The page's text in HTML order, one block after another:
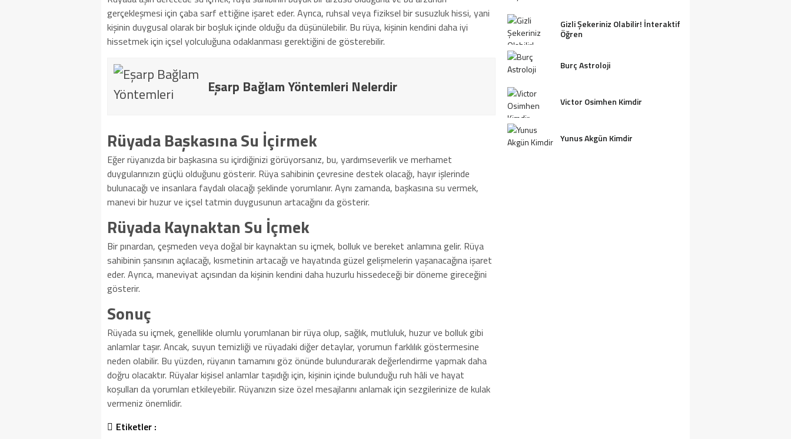
gerçekleşmesi için çaba sarf ettiğine işaret eder. Ayrıca, ruhsal veya fiziksel bir susuzluk hissi, yani
kişinin duygusal olarak bir boşluk içinde olduğu da düşünülebilir. Bu rüya, kişinin kendini daha iyi
hissetmek için içsel yolculuğuna odaklanması gerektiğini de gösterebilir.
Eşarp Bağlam Yöntemleri Nelerdir
Rüyada Başkasına Su İçirmek
Eğer rüyanızda bir başkasına su içirdiğinizi görüyorsanız, bu, yardımseverlik ve merhamet
duygularınızın güçlü olduğunu gösterir. Rüya sahibinin çevresine destek olacağı, hayır işlerinde
bulunacağı ve insanlara faydalı olacağı şeklinde yorumlanır. Aynı zamanda, başkasına su vermek,
manevi bir huzur ve içsel tatmin duygusunun artacağını da gösterir.
Rüyada Kaynaktan Su İçmek
Bir pınardan, çeşmeden veya doğal bir kaynaktan su içmek, bolluk ve bereket anlamına gelir. Rüya
sahibinin şansının açılacağı, kısmetinin artacağı ve hayatında güzel gelişmelerin yaşanacağına işaret
eder. Ayrıca, maneviyat açısından da kişinin kendini daha huzurlu hissedeceği bir döneme gireceğini
gösterir.
Sonuç
Rüyada su içmek, genellikle olumlu yorumlanan bir rüya olup, sağlık, mutluluk, huzur ve bolluk gibi
anlamlar taşır. Ancak, suyun temizliği ve rüyadaki diğer detaylar, yorumun farklılık göstermesine
neden olabilir. Bu yüzden, rüyanın tamamını göz önünde bulundurarak değerlendirme yapmak daha
doğru olacaktır. Rüyalar kişisel anlamlar taşıdığı için, kişinin içinde bulunduğu ruh hâli ve hayat
koşulları da yorumları etkileyebilir. Rüyanızın size özel mesajlarını anlamak için sezgilerinize de kulak
vermeniz önemlidir.
Etiketler :
Gizli Şekeriniz Olabilir! İnteraktif
Öğren
Burç Astroloji
Victor Osimhen Kimdir
Yunus Akgün Kimdir